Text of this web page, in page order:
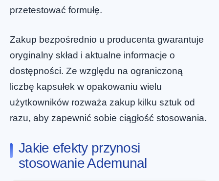
przetestować formułę.
Zakup bezpośrednio u producenta gwarantuje
oryginalny skład i aktualne informacje o
dostępności. Ze względu na ograniczoną
liczbę kapsułek w opakowaniu wielu
użytkowników rozważa zakup kilku sztuk od
razu, aby zapewnić sobie ciągłość stosowania.
Jakie efekty przynosi
stosowanie Ademunal